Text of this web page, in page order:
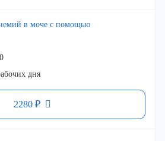
в моче с помощью
2280 ₽
дня